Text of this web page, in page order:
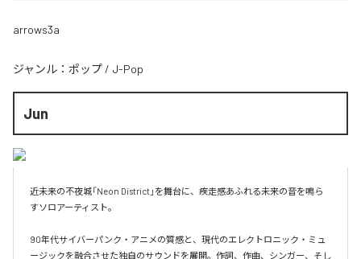
arrows3a
ジャンル： ポップ / J-Pop
Jun
近未来の不夜城「Neon District」を舞台に、疾走感あふれる未来の音を鳴ら
すソロアーティスト。
90年代サイバーパンク・アニメの質感と、現代のエレクトロニック・ミュ
ージックを融合させた独自のサウンドを展開。作詞、作曲、シンガー、そし